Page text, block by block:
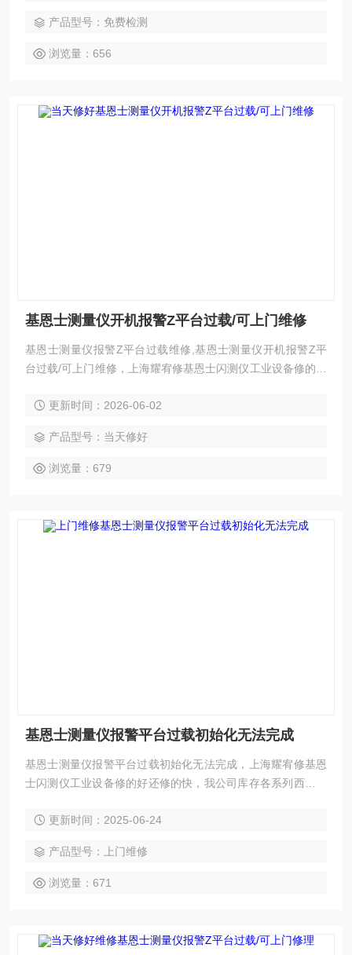
基恩士模拟测试平台等在线测速仪都齐全，在加上基恩士维修
团队，可以确保闪测仪维修成功率，公司以合理的价格、良好
产品型号：免费检测
浏览量：656
基恩士测量仪开机报警Z平台过载/可上门维修
基恩士测量仪报警Z平台过载维修,基恩士测量仪开机报警Z平
台过载/可上门维修，上海耀宥修基恩士闪测仪工业设备修的好
块，电容，芯片等核心配件都是原厂，修好不易坏，很多修好
基恩士模拟测试平台等在线测速仪都齐全，在加上基恩士维修
团队，可以确保闪测仪维修成功率，公司以合理的价格、良好
更新时间：2026-06-02
产品型号：当天修好
浏览量：679
基恩士测量仪报警平台过载初始化无法完成
基恩士测量仪报警平台过载初始化无法完成，上海耀宥修基恩
士闪测仪工业设备修的好还修的快，我公司库存各系列西门子
厂，修好不易坏，很多修好用到报废都有。如果需要维修可以
都齐全，在加上基恩士维修团队，可以确保闪测仪维修成功
率，公司以合理的价格、良好的信誉，已得到同行及基恩士用
更新时间：2025-06-24
产品型号：上门维修
浏览量：671